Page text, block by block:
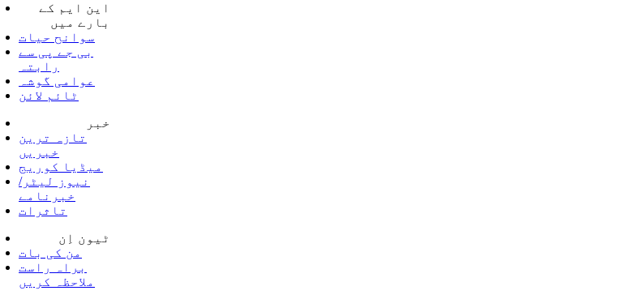
این ایم کے
بارے میں
سوانح حیات
بی جے پی سے
رابتہ
عوامی گوشہ
ٹائم لائن
خبر
تازہ ترین
خبریں
میڈیا کوریج
نیوز لیٹر/
خبرنامے
تاثرات
ٹیون اِن
من کی بات
براہ راست
ملاحظہ کریں